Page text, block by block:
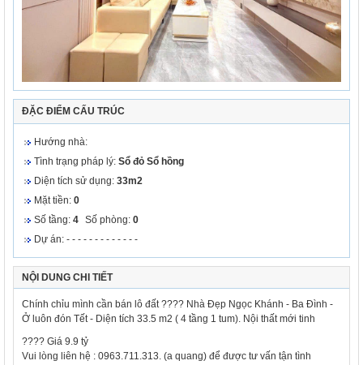
ĐẶC ĐIỂM CẤU TRÚC
Hướng nhà:
Tình trạng pháp lý: Sổ đỏ Sổ hồng
Diện tích sử dụng: 33m2
Mặt tiền: 0
Số tầng: 4 Số phòng: 0
Dự án: - - - - - - - - - - - - -
NỘI DUNG CHI TIẾT
Chính chỉu mình cần bán lô đất ???? Nhà Đẹp Ngọc Khánh - Ba Đình -
Ở luôn đón Tết - Diện tích 33.5 m2 ( 4 tầng 1 tum). Nội thất mới tinh
???? Giá 9.9 tỷ
Vui lòng liên hệ : 0963.711.313. (a quang) để được tư vấn tận tình